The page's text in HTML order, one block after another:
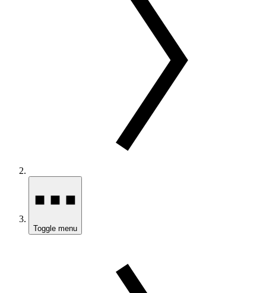
Toggle menu